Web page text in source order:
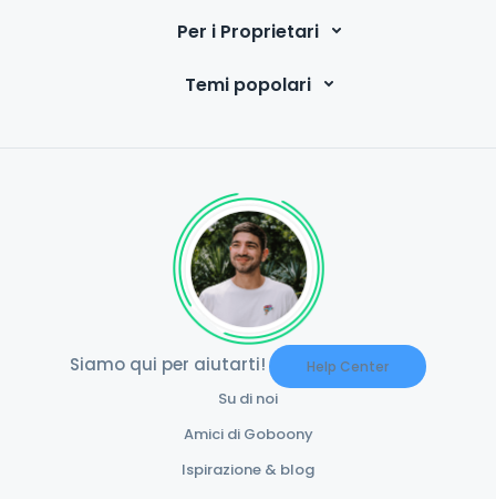
Per i Proprietari
Temi popolari
Siamo qui per aiutarti! Help Center
Su di noi
Amici di Goboony
Ispirazione & blog